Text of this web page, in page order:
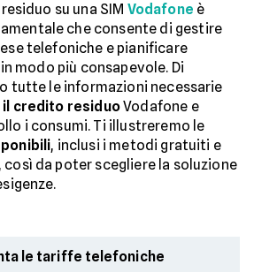
su una SIM Vodafone è
che consente di gestire
telefoniche e pianificare
modo più consapevole. Di
tutte le informazioni necessarie
credito residuoVodafone e
i consumi. Ti illustreremo le
, inclusi i metodi gratuiti e
così da poter scegliere la soluzione
le tariffe telefoniche